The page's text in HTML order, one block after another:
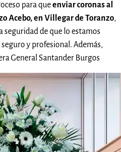
para queenviar coronas al
Acebo, en Villegar de Toranzo,
seguridad de que lo estamos
y profesional. Además,
General Santander Burgos